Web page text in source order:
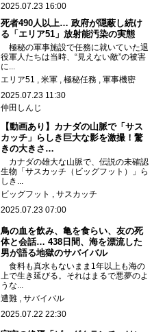
2025.07.23 16:00
死者490人以上… 政府が隠蔽し続け
る「エリア51」放射能汚染の実態
極秘の軍事施設で任務に就いていた退
役軍人たちは当時、“見えない敵”の被害
に...
エリア51
米軍 極秘任務
軍事機密
2025.07.23 11:30
仲田しんじ
【動画あり】カナダの山脈で「サス
カッチ」らしき巨大な影を激撮！驚
きの大きさ…
カナダの雄大な山脈で、伝説の未確認
生物「サスカッチ（ビッグフット）」ら
しき...
ビッグフット
サスカッチ
2025.07.23 07:00
鳥の血を飲み、亀を食らい、友の死
体と会話… 438日間、海を漂流した
男が語る地獄のサバイバル
食料も真水もないまま1年以上も海の
上で生き延びる。それはまるで悪夢のよ
うな...
遭難
サバイバル
2025.07.22 22:30